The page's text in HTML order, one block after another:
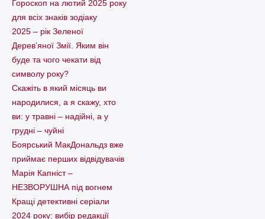
Гороскоп на лютий 2025 року
для всіх знаків зодіаку
2025 – рік Зеленої
Дерев’яної Змії. Яким він
буде та чого чекати від
символу року?
Скажіть в який місяць ви
народилися, а я скажу, хто
ви: у травні – надійні, а у
грудні – чуйні
Боярський МакДональдз вже
приймає перших відвідувачів
Марія Капніст –
НЕЗВОРУШНА під вогнем
Кращі детективні серіали
2024 року: вибір редакції